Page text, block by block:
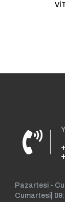
Pazartesi -
Cumartesi|